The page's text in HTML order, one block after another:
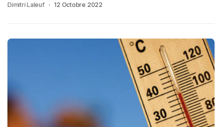
Dimitri Laleuf 12 Octobre 2022